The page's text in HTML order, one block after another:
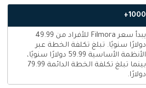
1000+
يبدأ سعر Filmora للأفراد من 49.99
دولارًا سنويًا. تبلغ تكلفة الخطة عبر
الأنظمة الأساسية 59.99 دولارًا سنويًا،
بينما تبلغ تكلفة الخطة الدائمة 79.99
دولارًا.